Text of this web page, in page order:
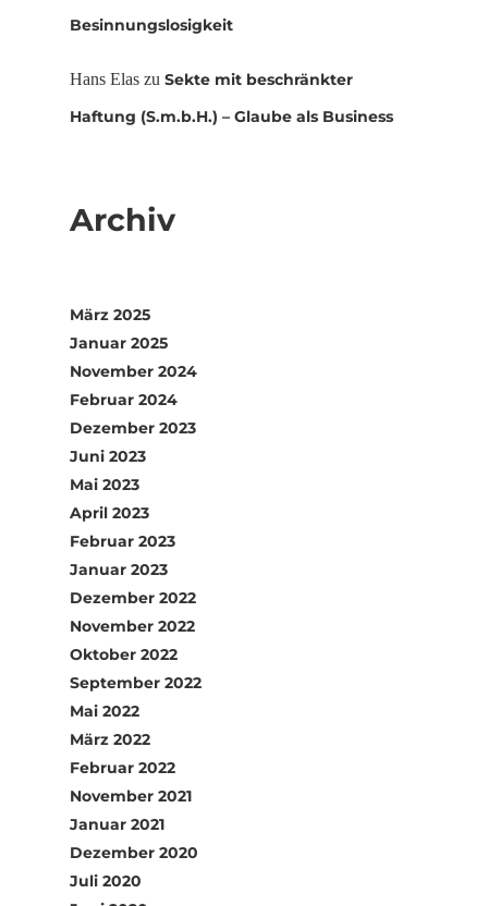
Besinnungslosigkeit
Hans Elas zu Sekte mit beschränkter
Haftung (S.m.b.H.) – Glaube als Business
Archiv
März 2025
Januar 2025
November 2024
Februar 2024
Dezember 2023
Juni 2023
Mai 2023
April 2023
Februar 2023
Januar 2023
Dezember 2022
November 2022
Oktober 2022
September 2022
Mai 2022
März 2022
Februar 2022
November 2021
Januar 2021
Dezember 2020
Juli 2020